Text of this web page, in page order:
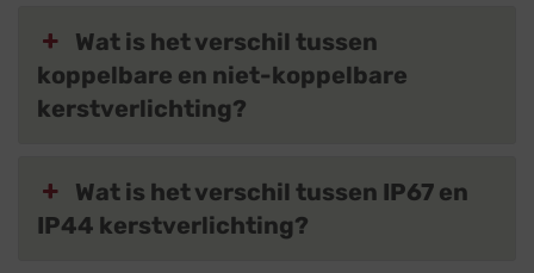
Wat is het verschil tussen
koppelbare en niet-koppelbare
kerstverlichting?
Wat is het verschil tussen IP67 en
IP44 kerstverlichting?